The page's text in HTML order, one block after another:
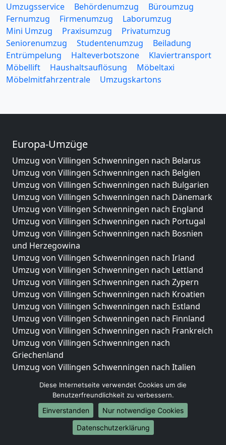
Umzugsservice Behördenumzug
Büroumzug
Fernumzug
Firmenumzug
Laborumzug
Mini Umzug
Praxisumzug
Privatumzug
Seniorenumzug
Studentenumzug
Beiladung
Entrümpelung
Halteverbotszone
Klaviertransport
Möbellift
Haushaltsauflösung
Möbeltaxi
Möbelmitfahrzentrale
Umzugskartons
Europa-Umzüge
Umzug von Villingen Schwenningen nach Belarus
Umzug von Villingen Schwenningen nach Belgien
Umzug von Villingen Schwenningen nach Bulgarien
Umzug von Villingen Schwenningen nach Dänemark
Umzug von Villingen Schwenningen nach England
Umzug von Villingen Schwenningen nach Portugal
Umzug von Villingen Schwenningen nach Bosnien
und Herzegowina
Umzug von Villingen Schwenningen nach Irland
Umzug von Villingen Schwenningen nach Lettland
Umzug von Villingen Schwenningen nach Zypern
Umzug von Villingen Schwenningen nach Kroatien
Umzug von Villingen Schwenningen nach Estland
Umzug von Villingen Schwenningen nach Finnland
Umzug von Villingen Schwenningen nach Frankreich
Umzug von Villingen Schwenningen nach
Griechenland
Umzug von Villingen Schwenningen nach Italien
Liechtenstein
Umzug von Villingen Schwenningen nach
Luxemburg
Umzug von Villingen Schwenningen nach
Diese Internetseite verwendet Cookies um die
Benutzerfreundlichkeit zu verbessern.
Einverstanden
Nur notwendige Cookies
Datenschutzerklärung